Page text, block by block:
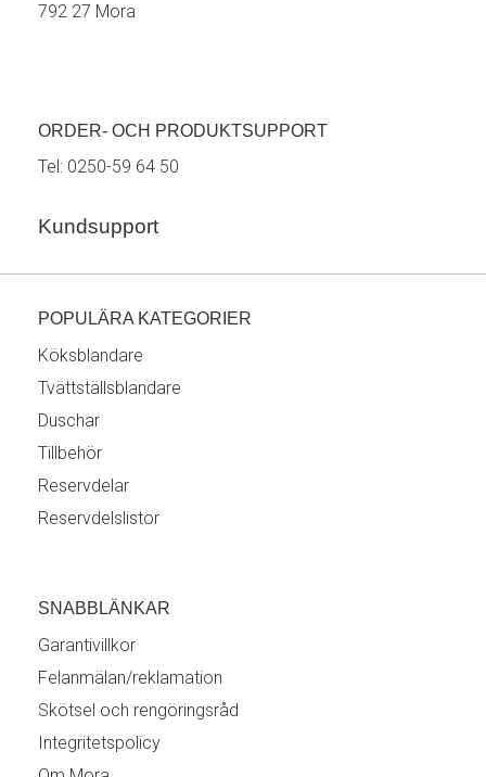
792 27 Mora
ORDER- OCH PRODUKTSUPPORT
Tel: 0250-59 64 50
Kundsupport
POPULÄRA KATEGORIER
Köksblandare
Tvättställsblandare
Duschar
Tillbehör
Reservdelar
Reservdelslistor
SNABBLÄNKAR
Garantivillkor
Felanmälan/reklamation
Skötsel och rengöringsråd
Integritetspolicy